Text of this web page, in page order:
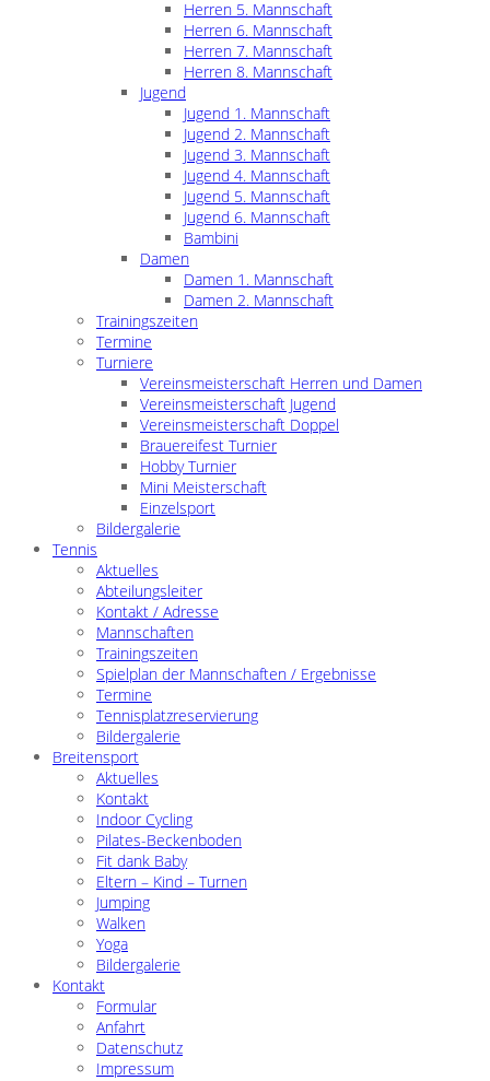
Herren 5. Mannschaft
Herren 6. Mannschaft
Herren 7. Mannschaft
Herren 8. Mannschaft
Jugend
Jugend 1. Mannschaft
Jugend 2. Mannschaft
Jugend 3. Mannschaft
Jugend 4. Mannschaft
Jugend 5. Mannschaft
Jugend 6. Mannschaft
Bambini
Damen
Damen 1. Mannschaft
Damen 2. Mannschaft
Trainingszeiten
Termine
Turniere
Vereinsmeisterschaft Herren und Damen
Vereinsmeisterschaft Jugend
Vereinsmeisterschaft Doppel
Brauereifest Turnier
Hobby Turnier
Mini Meisterschaft
Einzelsport
Bildergalerie
Tennis
Aktuelles
Abteilungsleiter
Kontakt / Adresse
Mannschaften
Trainingszeiten
Spielplan der Mannschaften / Ergebnisse
Termine
Tennisplatzreservierung
Bildergalerie
Breitensport
Aktuelles
Kontakt
Indoor Cycling
Pilates-Beckenboden
Fit dank Baby
Eltern – Kind – Turnen
Jumping
Walken
Yoga
Bildergalerie
Kontakt
Formular
Anfahrt
Datenschutz
Impressum